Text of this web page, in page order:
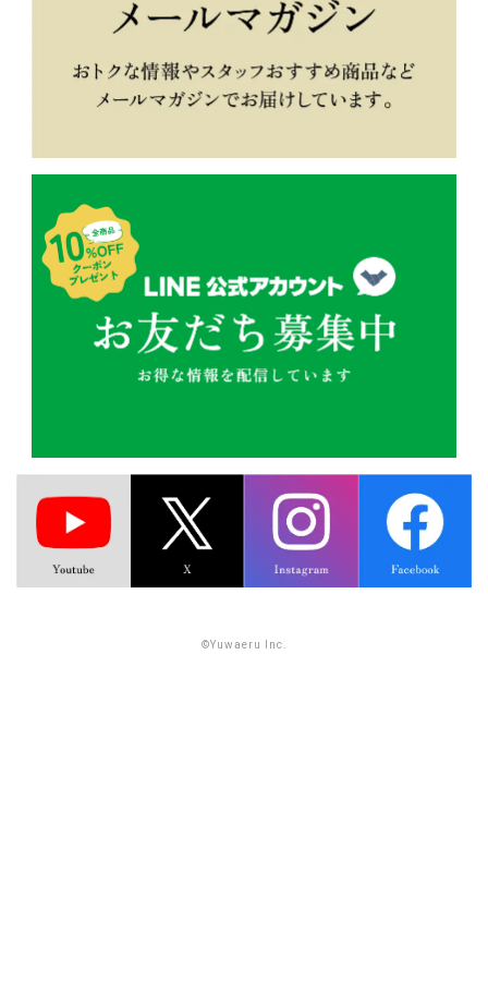
©Yuwaeru Inc.